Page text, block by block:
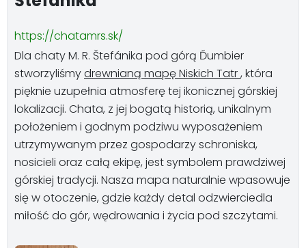
https://chatamrs.sk/
Dla chaty M. R. Štefánika pod górą Ďumbier
stworzyliśmydrewnianą mapę Niskich Tatr, która
pięknie uzupełnia atmosferę tej ikonicznej górskiej
lokalizacji. Chata, z jej bogatą historią, unikalnym
położeniem i godnym podziwu wyposażeniem
utrzymywanym przez gospodarzy schroniska,
nosicieli oraz całą ekipę, jest symbolem prawdziwej
górskiej tradycji. Nasza mapa naturalnie wpasowuje
się w otoczenie, gdzie każdy detal odzwierciedla
miłość do gór, wędrowania i życia pod szczytami.